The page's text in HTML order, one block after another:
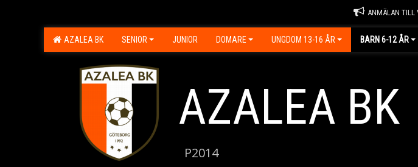
ANMÄLAN TILL
AZALEA BK SENIOR JUNIOR DOMARE UNGDOM 13-16 ÅR BARN 6-12 ÅR
AZALEA BK
P2014